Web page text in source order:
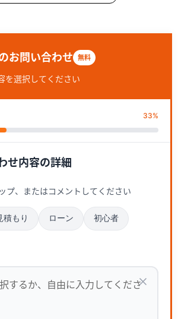
お問い合わせ 無料
を選択してください
33%
せ内容の詳細
プ、またはコメントしてください
積もり ローン 初心者